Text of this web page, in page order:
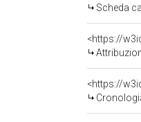
Scheda
<https://
<https://